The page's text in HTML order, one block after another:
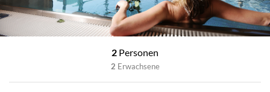
2 Personen
2 Erwachsene